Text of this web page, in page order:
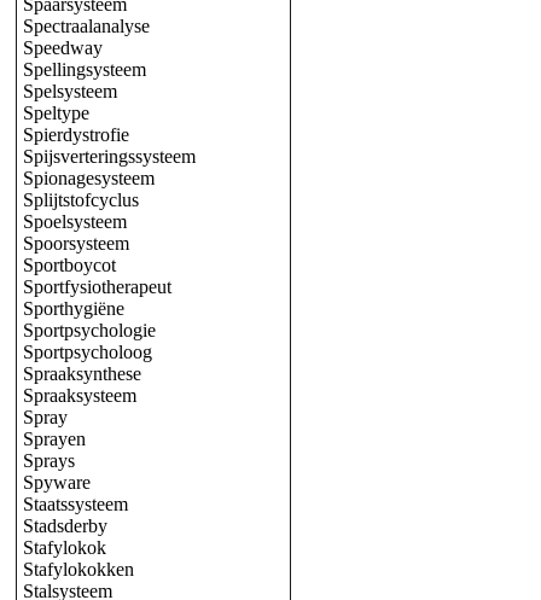
Spaarsysteem
Spectraalanalyse
Speedway
Spellingsysteem
Spelsysteem
Speltype
Spierdystrofie
Spijsverteringssysteem
Spionagesysteem
Splijtstofcyclus
Spoelsysteem
Spoorsysteem
Sportboycot
Sportfysiotherapeut
Sporthygiëne
Sportpsychologie
Sportpsycholoog
Spraaksynthese
Spraaksysteem
Spray
Sprayen
Sprays
Spyware
Staatssysteem
Stadsderby
Stafylokok
Stafylokokken
Stalsysteem